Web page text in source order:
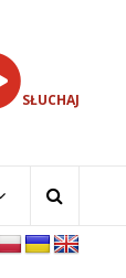
SŁUCHAJ